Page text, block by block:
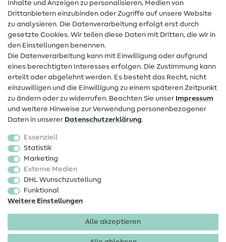
Kontakt
Infos zum Betreiberwechsel
Widerrufsrecht
Beliebt
Stoffe
Sale
Schnittmuster
Inhalte und Anzeigen zu personalisieren, Medien von
Drittanbietern einzubinden oder Zugriffe auf unsere Website
zu analysieren. Die Datenverarbeitung erfolgt erst durch
gesetzte Cookies. Wir teilen diese Daten mit Dritten, die wir in
den Einstellungen benennen.
Die Datenverarbeitung kann mit Einwilligung oder aufgrund
eines berechtigten Interesses erfolgen. Die Zustimmung kann
erteilt oder abgelehnt werden. Es besteht das Recht, nicht
einzuwilligen und die Einwilligung zu einem späteren Zeitpunkt
zu ändern oder zu widerrufen. Beachten Sie unser Impressum
und weitere Hinweise zur Verwendung personenbezogener
Daten in unserer Daten­schutz­erklärung.
Essenziell
Statistik
Marketing
Externe Medien
DHL Wunschzustellung
Funktional
Weitere Einstellungen
Alle akzeptieren
Impressum Datenschutz
AGB